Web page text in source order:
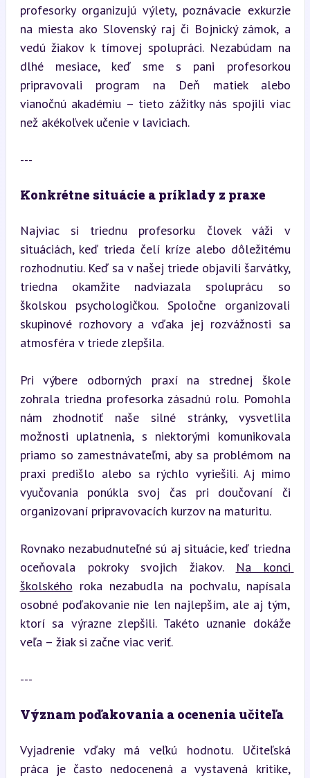
profesorky organizujú výlety, poznávacie exkurzie
na miesta ako Slovenský raj či Bojnický zámok, a
vedú žiakov k tímovej spolupráci. Nezabúdam na
dlhé mesiace, keď sme s pani profesorkou
pripravovali program na Deň matiek alebo
vianočnú akadémiu – tieto zážitky nás spojili viac
než akékoľvek učenie v laviciach.
---
Konkrétne situácie a príklady z praxe
Najviac si triednu profesorku človek váži v
situáciách, keď trieda čelí kríze alebo dôležitému
rozhodnutiu. Keď sa v našej triede objavili šarvátky,
triedna okamžite nadviazala spoluprácu so
školskou psychologičkou. Spoločne organizovali
skupinové rozhovory a vďaka jej rozvážnosti sa
atmosféra v triede zlepšila.
Pri výbere odborných praxí na strednej škole
zohrala triedna profesorka zásadnú rolu. Pomohla
nám zhodnotiť naše silné stránky, vysvetlila
možnosti uplatnenia, s niektorými komunikovala
priamo so zamestnávateľmi, aby sa problémom na
praxi predišlo alebo sa rýchlo vyriešili. Aj mimo
vyučovania ponúkla svoj čas pri doučovaní či
organizovaní pripravovacích kurzov na maturitu.
Rovnako nezabudnuteľné sú aj situácie, keď triedna
oceňovala pokroky svojich žiakov.
Na konci
školského roka nezabudla na pochvalu, napísala
osobné poďakovanie nie len najlepším, ale aj tým,
ktorí sa výrazne zlepšili. Takéto uznanie dokáže
veľa – žiak si začne viac veriť.
---
Význam poďakovania a ocenenia učiteľa
Vyjadrenie vďaky má veľkú hodnotu. Učiteľská
práca je často nedocenená a vystavená kritike,